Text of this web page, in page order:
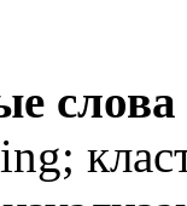
слова